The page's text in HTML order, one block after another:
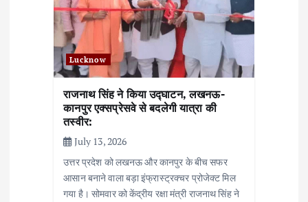
Lucknow
राजनाथ सिंह ने किया उद्घाटन, लखनऊ-
कानपुर एक्सप्रेसवे से बदलेगी यात्रा की
तस्वीर:
July 13, 2026
उत्तर प्रदेश को लखनऊ और कानपुर के बीच सफर
आसान बनाने वाला बड़ा इंफ्रास्ट्रक्चर प्रोजेक्ट मिल
गया है। सोमवार को केंद्रीय रक्षा मंत्री राजनाथ सिंह ने